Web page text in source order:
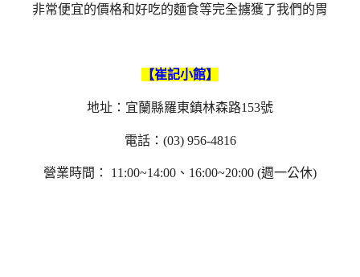
非常便宜的價格和好吃的麵食等完全擄獲了我們的胃
【崔記小館】
地址：宜蘭縣羅東鎮林森路153號
電話：(03) 956-4816
營業時間： 11:00~14:00、16:00~20:00 (週一公休)